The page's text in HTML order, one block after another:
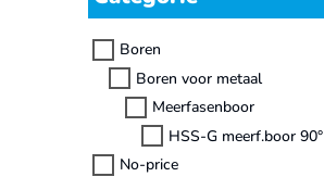
Boren
Boren voor metaal
Meerfasenboor
HSS-G meerf.boor 90°
No-price